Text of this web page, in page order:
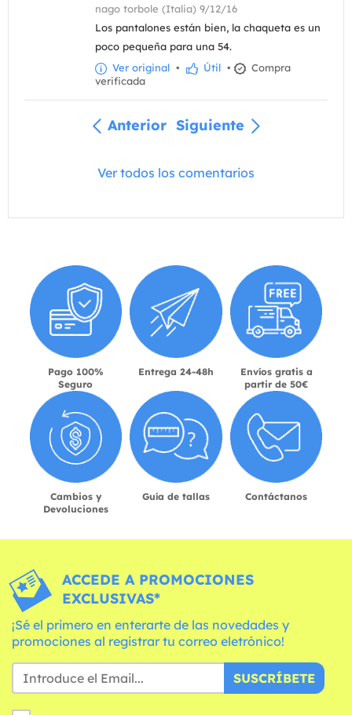
nago torbole (Italia) 9/12/16
Los pantalones están bien, la chaqueta es un
poco pequeña para una 54.
Ver original • Útil •
Compra
verificada
Anterior Siguiente
Ver todos los comentarios
Pago 100%
Seguro
Entrega 24-48h
Envíos gratis a
partir de 50€
Cambios y
Devoluciones
Guía de tallas Contáctanos
ACCEDE A PROMOCIONES
EXCLUSIVAS*
¡Sé el primero en enterarte de las novedades y
promociones al registrar tu correo eletrónico!
SUSCRÍBETE